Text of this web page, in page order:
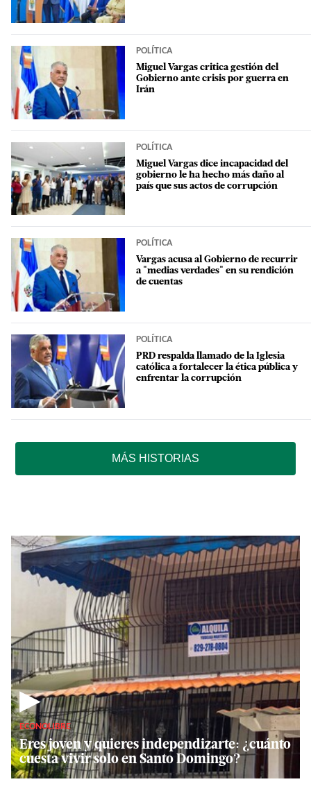
POLÍTICA
Miguel Vargas critica gestión del
Gobierno ante crisis por guerra en
Irán
POLÍTICA
Miguel Vargas dice incapacidad del
gobierno le ha hecho más daño al
país que sus actos de corrupción
POLÍTICA
Vargas acusa al Gobierno de recurrir
a "medias verdades" en su rendición
de cuentas
POLÍTICA
PRD respalda llamado de la Iglesia
católica a fortalecer la ética pública y
enfrentar la corrupción
MÁS HISTORIAS
▶
ECONOLIBRE
Eres joven y quieres independizarte: ¿cuánto
cuesta vivir solo en Santo Domingo?